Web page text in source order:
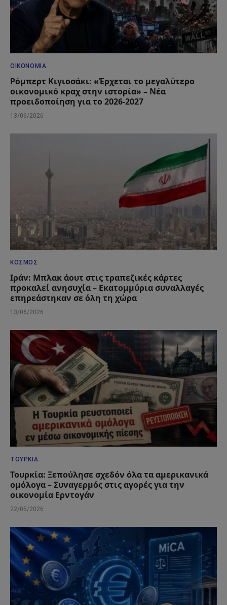
ΟΙΚΟΝΟΜΊΑ
Ρόμπερτ Κιγιοσάκι: «Έρχεται το μεγαλύτερο
οικονομικό κραχ στην ιστορία» – Νέα
προειδοποίηση για το 2026-2027
13/06/2026
ΚΌΣΜΟΣ
Ιράν: Μπλακ άουτ στις τραπεζικές κάρτες
προκαλεί ανησυχία – Εκατομμύρια συναλλαγές
επηρεάστηκαν σε όλη τη χώρα
13/06/2026
ΤΟΥΡΚΊΑ
Τουρκία: Ξεπούλησε σχεδόν όλα τα αμερικανικά
ομόλογα – Συναγερμός στις αγορές για την
οικονομία Ερντογάν
22/05/2026